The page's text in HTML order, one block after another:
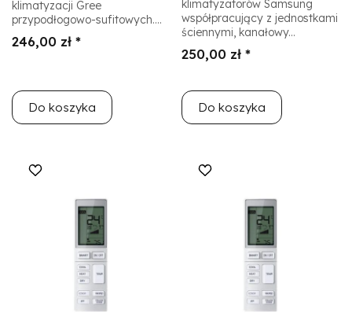
klimatyzacji Gree
przypodłogowo-sufitowych....
246,00 zł *
Do koszyka
klimatyzatorów Samsung
współpracujący z jednostkami
ściennymi, kanałowy...
250,00 zł *
Do koszyka